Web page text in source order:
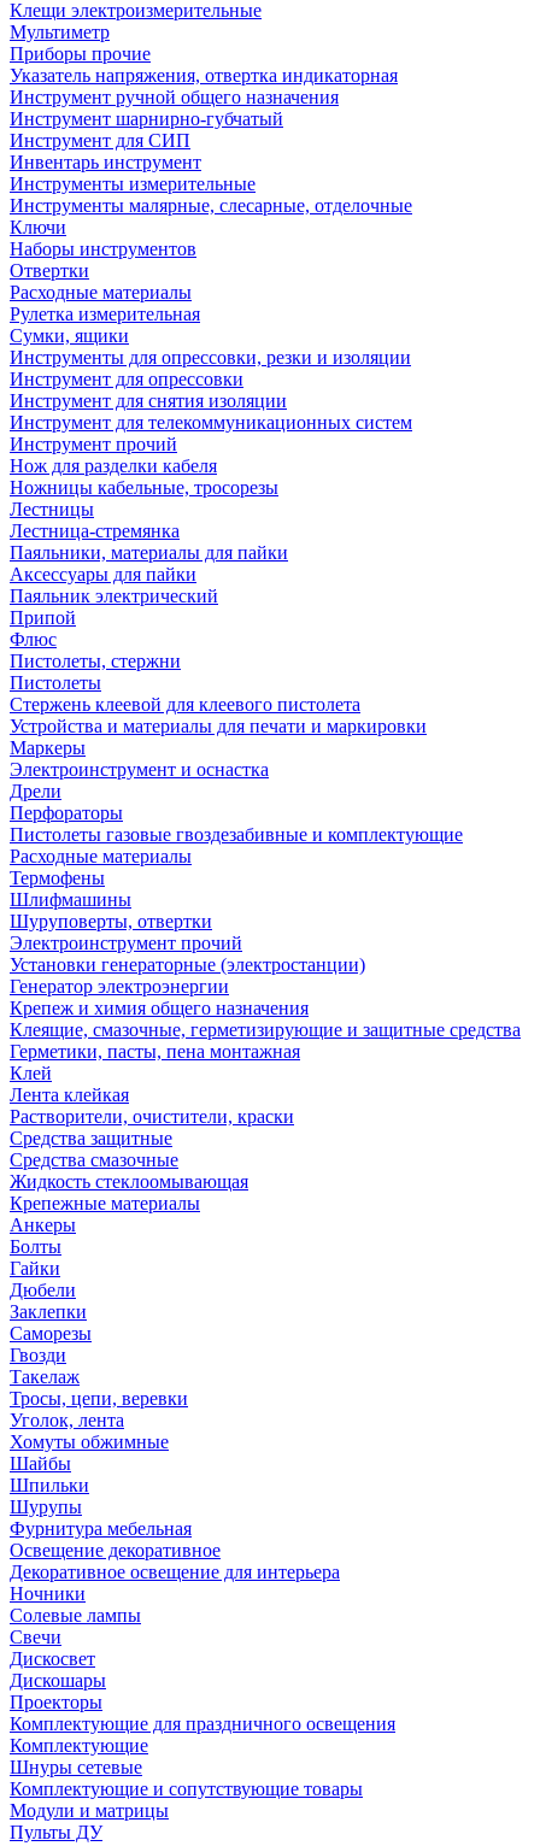
Клещи электроизмерительные
Мультиметр
Приборы прочие
Указатель напряжения, отвертка индикаторная
Инструмент ручной общего назначения
Инструмент шарнирно-губчатый
Инструмент для СИП
Инвентарь инструмент
Инструменты измерительные
Инструменты малярные, слесарные, отделочные
Ключи
Наборы инструментов
Отвертки
Расходные материалы
Рулетка измерительная
Сумки, ящики
Инструменты для опрессовки, резки и изоляции
Инструмент для опрессовки
Инструмент для снятия изоляции
Инструмент для телекоммуникационных систем
Инструмент прочий
Нож для разделки кабеля
Ножницы кабельные, тросорезы
Лестницы
Лестница-стремянка
Паяльники, материалы для пайки
Аксессуары для пайки
Паяльник электрический
Припой
Флюс
Пистолеты, стержни
Пистолеты
Стержень клеевой для клеевого пистолета
Устройства и материалы для печати и маркировки
Маркеры
Электроинструмент и оснастка
Дрели
Перфораторы
Пистолеты газовые гвоздезабивные и комплектующие
Расходные материалы
Термофены
Шлифмашины
Шуруповерты, отвертки
Электроинструмент прочий
Установки генераторные (электростанции)
Генератор электроэнергии
Крепеж и химия общего назначения
Клеящие, смазочные, герметизирующие и защитные средства
Герметики, пасты, пена монтажная
Клей
Лента клейкая
Растворители, очистители, краски
Средства защитные
Средства смазочные
Жидкость стеклоомывающая
Крепежные материалы
Анкеры
Болты
Гайки
Дюбели
Заклепки
Саморезы
Гвозди
Такелаж
Тросы, цепи, веревки
Уголок, лента
Хомуты обжимные
Шайбы
Шпильки
Шурупы
Фурнитура мебельная
Освещение декоративное
Декоративное освещение для интерьера
Ночники
Солевые лампы
Свечи
Дискосвет
Дискошары
Проекторы
Комплектующие для праздничного освещения
Комплектующие
Шнуры сетевые
Комплектующие и сопутствующие товары
Модули и матрицы
Пульты ДУ